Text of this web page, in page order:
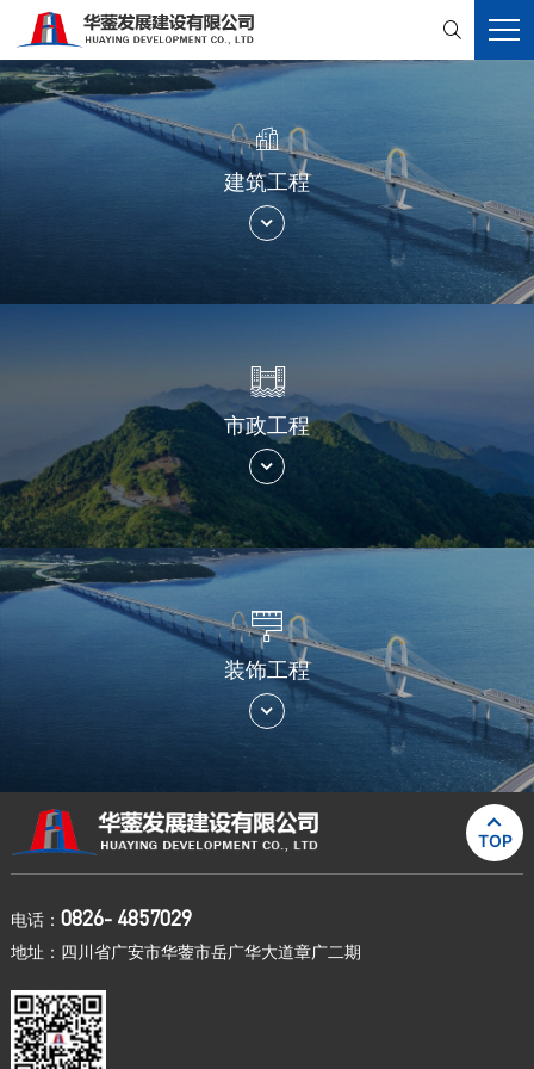


建筑工程


市政工程


装饰工程


TOP
电话： 0826- 4857029
地址：四川省广安市华蓥市岳广华大道章广二期